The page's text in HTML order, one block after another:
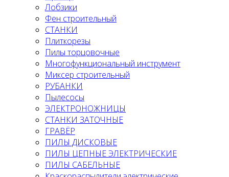
Лобзики
Фен строительный
СТАНКИ
Плиткорезы
Пилы торцовочные
Многофункциональный инструмент
Миксер строительный
РУБАНКИ
Пылесосы
ЭЛЕКТРОНОЖНИЦЫ
СТАНКИ ЗАТОЧНЫЕ
ГРАВЁР
ПИЛЫ ДИСКОВЫЕ
ПИЛЫ ЦЕПНЫЕ ЭЛЕКТРИЧЕСКИЕ
ПИЛЫ САБЕЛЬНЫЕ